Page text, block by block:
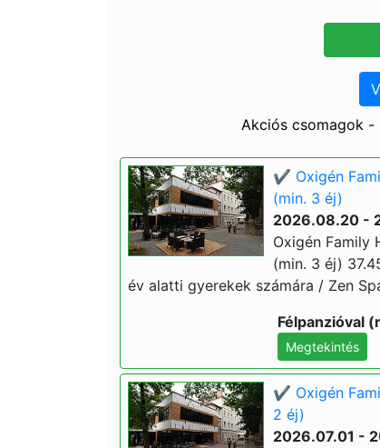
Akciós csomagok
✔️ Oxigén
(min. 3 éj)
2026.08.20 -
Oxigén Family
(min. 3 éj)
év alatti gyerekek számára / Zen
Félpanzióval
Megtekintés
✔️ Oxigén
2 éj)
2026.07.01 -